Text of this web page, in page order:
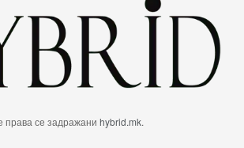
права се задражани hybrid.mk.